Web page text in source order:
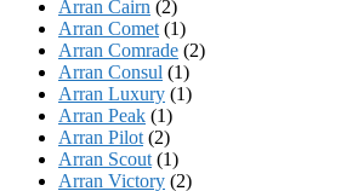
Arran Cairn (2)
Arran Comet (1)
Arran Comrade (2)
Arran Consul (1)
Arran Luxury (1)
Arran Peak (1)
Arran Pilot (2)
Arran Scout (1)
Arran Victory (2)